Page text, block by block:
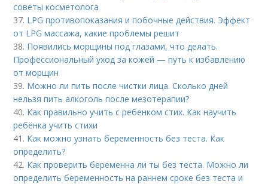
советы косметолога
37. LPG противопоказания и побочные действия. Эффект
от LPG массажа, какие проблемы решит
38. Появились морщины под глазами, что делать.
Профессиональный уход за кожей — путь к избавлению
от морщин
39. Можно ли пить после чистки лица. Сколько дней
нельзя пить алкоголь после мезотерапии?
40. Как правильно учить с ребенком стих. Как научить
ребёнка учить стихи
41. Как можно узнать беременность без теста. Как
определить?
42. Как проверить беременна ли ты без теста. Можно ли
определить беременность на раннем сроке без теста и